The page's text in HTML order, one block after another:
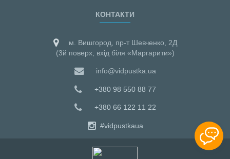
КОНТАКТИ
м. Вишгород, пр-т Шевченко, 2Д
(3й поверх, вхід біля «Маргарити»)
info@vidpustka.ua
+380 98 550 88 77
+380 66 122 11 22
#vidpustkaua